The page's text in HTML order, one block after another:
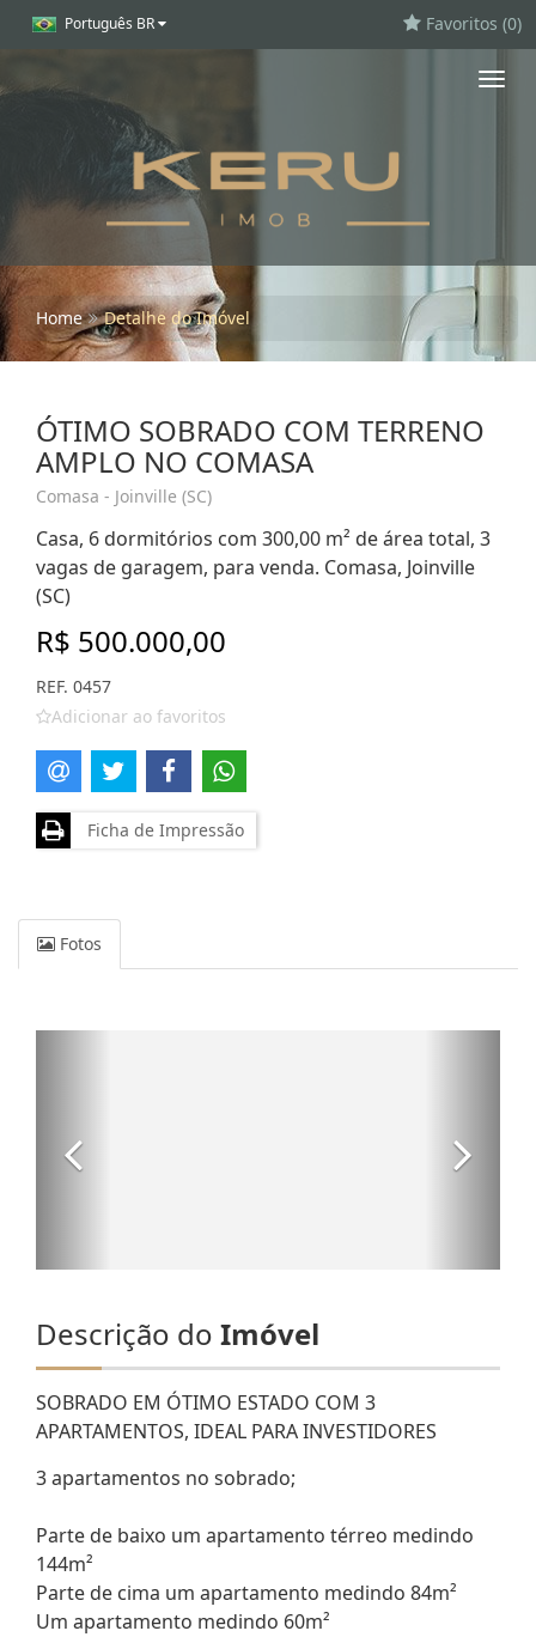
Português BR Favoritos (0)
Home Detalhe do Imóvel
ÓTIMO SOBRADO COM TERRENO
AMPLO NO COMASA
Comasa - Joinville (SC)
Casa, 6 dormitórios com 300,00 m² de área total, 3
vagas de garagem, para venda. Comasa, Joinville
(SC)
R$ 500.000,00
REF. 0457
Adicionar ao favoritos
Ficha de Impressão
Fotos
Descrição do Imóvel
SOBRADO EM ÓTIMO ESTADO COM 3
APARTAMENTOS, IDEAL PARA INVESTIDORES
3 apartamentos no sobrado;
Parte de baixo um apartamento térreo medindo
144m²
Parte de cima um apartamento medindo 84m²
Um apartamento medindo 60m²